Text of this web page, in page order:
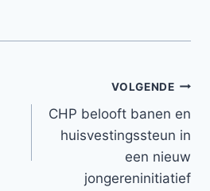
VOLGENDE
CHP belooft banen en
huisvestingssteun in
een nieuw
jongereninitiatief